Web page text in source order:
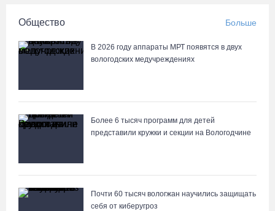
Вологодчина экспортировала в страны ЕС 4,2 тысячи тонн
технического жира
07.08.26 / 15:08
07.08.26 / 14:58
среди ветеранов
Общество Больше
В 2026 году аппараты МРТ появятся в двух
вологодских медучреждениях
Более 6 тысяч программ для детей
представили кружки и секции на Вологодчине
Почти 60 тысяч вологжан научились защищать
себя от киберугроз